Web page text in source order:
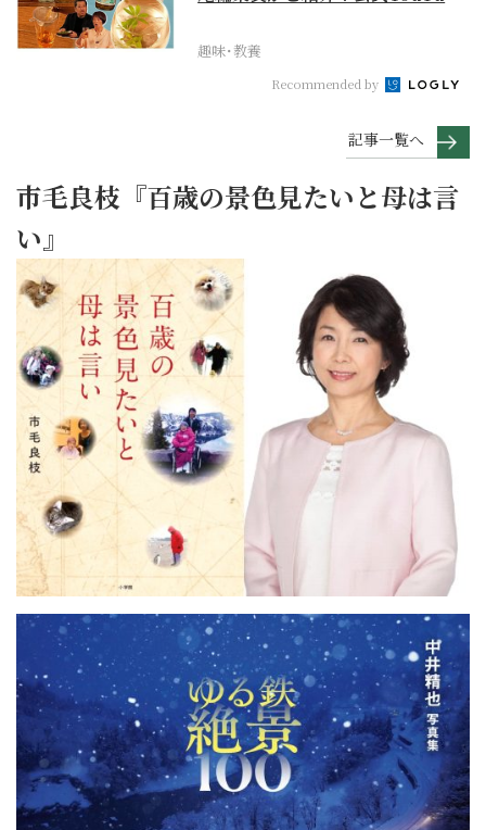
趣味･教養
Recommended by
記事一覧へ
市毛良枝『百歳の景色見たいと母は言
い』